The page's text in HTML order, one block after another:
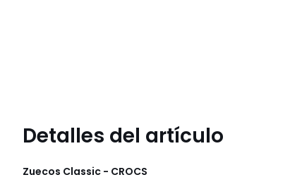
Detalles del artículo
Zuecos Classic - CROCS